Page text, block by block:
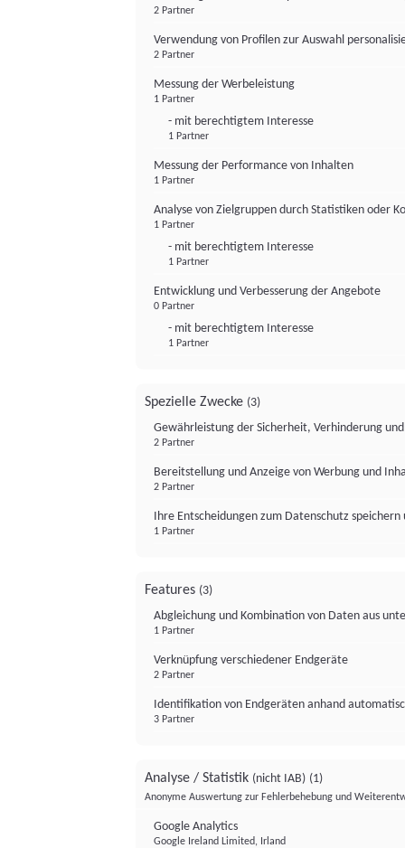
2 Partner
Verwendung von Profilen zur Auswahl
2 Partner
Messung der Werbeleistung
1 Partner
- mit berechtigtem Interesse
1 Partner
Messung der Performance von Inhalten
1 Partner
Analyse von Zielgruppen durch Statistiken oder
1 Partner
- mit berechtigtem Interesse
1 Partner
Entwicklung und Verbesserung der Angebote
0 Partner
- mit berechtigtem Interesse
1 Partner
Spezielle Zwecke (3)
Gewährleistung der Sicherheit, Verhinderung
2 Partner
Bereitstellung und Anzeige von Werbung und
2 Partner
Ihre Entscheidungen zum Datenschutz
1 Partner
Features (3)
Abgleichung und Kombination von Daten aus
1 Partner
Verknüpfung verschiedener Endgeräte
2 Partner
Identifikation von Endgeräten anhand
3 Partner
Analyse / Statistik (nicht IAB) (1)
Anonyme Auswertung zur Fehlerbehebung und
Google Analytics
Google Ireland Limited, Irland